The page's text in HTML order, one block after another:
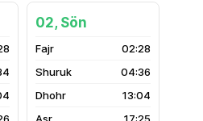
02, Sön
02:28
04:36
13:04